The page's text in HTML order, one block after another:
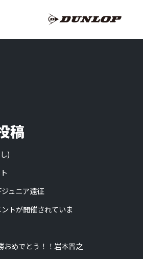
稿
)
ュニア遠征
トが開催されていま
おめでとう！！岩本晋之